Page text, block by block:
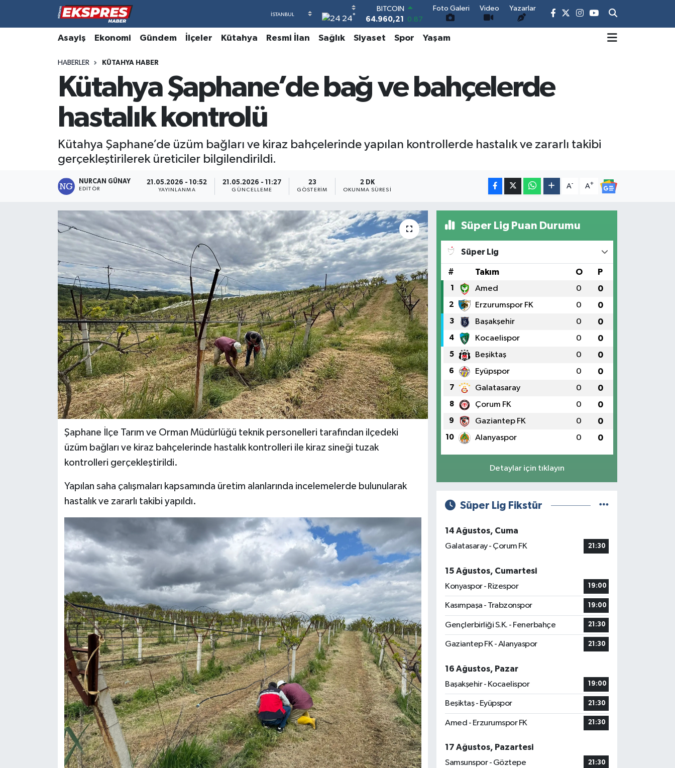
24°
DOLAR
47,7436
0.18
EURO
55,2510 0.32
6660.55 0.03
BİST100
Foto Galeri Video Yazarlar
Asayiş Ekonomi Gündem İlçeler Kütahya Resmi İlan Sağlık Siyaset Spor Yaşam
HABERLER KÜTAHYA HABER
Kütahya Şaphane’de bağ ve bahçelerde
hastalık kontrolü
Kütahya Şaphane’de üzüm bağları ve kiraz bahçelerinde yapılan kontrollerde hastalık ve zararlı takibi
gerçekleştirilerek üreticiler bilgilendirildi.
NURCAN GÜNAY
EDITÖR
21.05.2026 - 10:52
YAYINLANMA
21.05.2026 - 11:27
GÜNCELLEME
23
GÖSTERIM
2 DK
OKUNMA SÜRESI
A- A+
Şaphane İlçe Tarım ve Orman Müdürlüğü teknik personelleri tarafından ilçedeki
üzüm bağları ve kiraz bahçelerinde hastalık kontrolleri ile kiraz sineği tuzak
kontrolleri gerçekleştirildi.
Yapılan saha çalışmaları kapsamında üretim alanlarında incelemelerde bulunularak
hastalık ve zararlı takibi yapıldı.
Süper Lig Puan Durumu
Süper Lig
# Takım O P
1 Amed 0 0
2 Erzurumspor FK 0 0
3 Başakşehir 0 0
4 Kocaelispor 0 0
5 Beşiktaş 0 0
6 Eyüpspor 0 0
7 Galatasaray 0 0
8 Çorum FK 0 0
9 Gaziantep FK 0 0
10 Alanyaspor 0 0
Detaylar için tıklayın
Süper Lig Fikstür
14 Ağustos, Cuma
Galatasaray - Çorum FK
21:30
15 Ağustos, Cumartesi
Konyaspor - Rizespor
19:00
Kasımpaşa - Trabzonspor 19:00
Gençlerbirliği S.K. - Fenerbahçe 21:30
Gaziantep FK - Alanyaspor 21:30
16 Ağustos, Pazar
Başakşehir - Kocaelispor
19:00
Beşiktaş - Eyüpspor 21:30
Amed - Erzurumspor FK 21:30
17 Ağustos, Pazartesi
Samsunspor - Göztepe
21:30
Altıntaş
Aslanapa
Biyografiler
Çavdarhisar
Domaniç
Dumlupınar
Ekonomi
Foto Galeri
Köşe Yazıları
Kültür Sanat
Otomobil
Resmi İlan
Rüya Tabirleri
Hava Durumu
Trafik Durumu
Süper Lig Puan Durumu ve Fikstür
Tüm Manşetler
Son Dakika Haberleri
Haber Arşivi